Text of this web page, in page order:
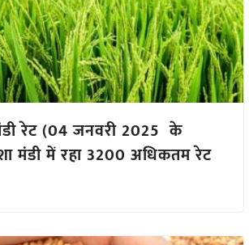
रेट (04 जनवरी 2025 के
मंडी में रहा 3200 अधिकतम रेट